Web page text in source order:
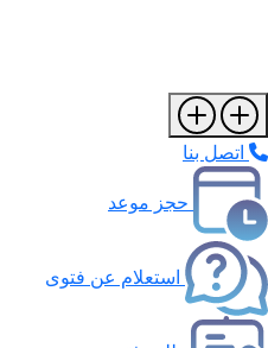
اتصل بنا
حجز موعد
استعلام عن فتوى